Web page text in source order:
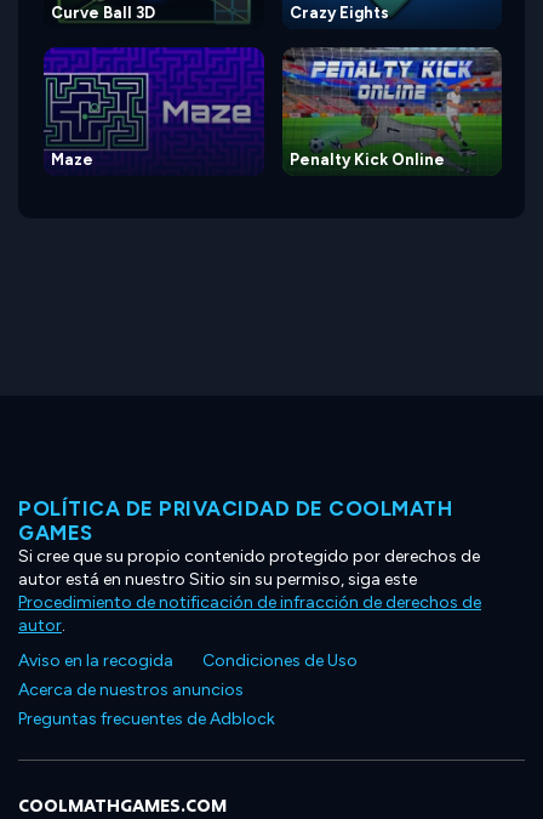
Curve Ball 3D Crazy Eights
Maze Penalty Kick Online
POLÍTICA DE PRIVACIDAD DE COOLMATH
GAMES
Si cree que su propio contenido protegido por derechos de
autor está en nuestro Sitio sin su permiso, siga este
Procedimiento de notificación de infracción de derechos de
autor.
Aviso en la recogida
Condiciones de Uso
Acerca de nuestros anuncios
Preguntas frecuentes de Adblock
COOLMATHGAMES.COM